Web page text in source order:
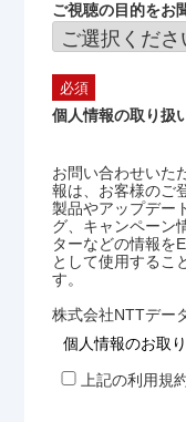
ご視聴の目的をお
個人情報の取り扱
お問い合わせいた
報は、お客様のご
製品やアップデー
グ、キャンペーン
ターなどの情報を
として使用するこ
す。
株式会社NTTデー
個人情報のお取
上記の利用規